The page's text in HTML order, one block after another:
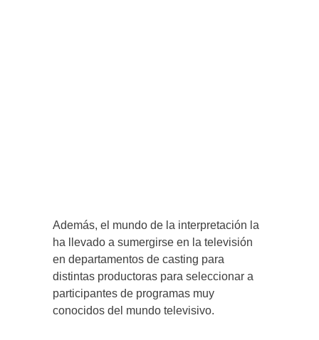
Además, el mundo de la interpretación la
ha llevado a sumergirse en la televisión
en departamentos de casting para
distintas productoras para seleccionar a
participantes de programas muy
conocidos del mundo televisivo.